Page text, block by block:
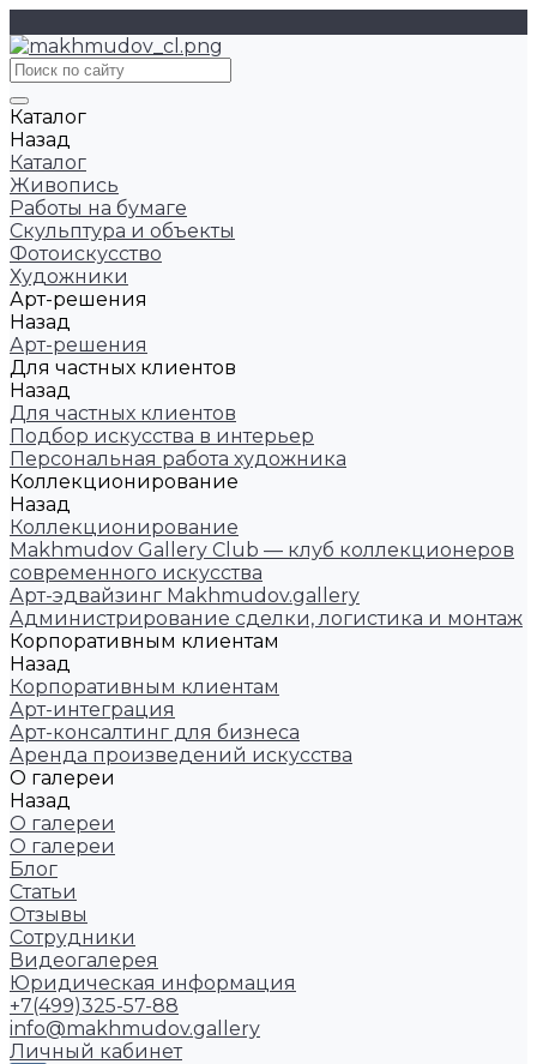
Каталог
Назад
Каталог
Живопись
Работы на бумаге
Скульптура и объекты
Фотоискусство
Художники
Арт-решения
Назад
Арт-решения
Для частных клиентов
Назад
Для частных клиентов
Подбор искусства в интерьер
Персональная работа художника
Коллекционирование
Назад
Коллекционирование
Makhmudov Gallery Club — клуб коллекционеров
современного искусства
Арт-эдвайзинг Makhmudov.gallery
Администрирование сделки, логистика и монтаж
Корпоративным клиентам
Назад
Корпоративным клиентам
Арт-интеграция
Арт-консалтинг для бизнеса
Аренда произведений искусства
О галереи
Назад
О галереи
О галереи
Блог
Статьи
Отзывы
Сотрудники
Видеогалерея
Юридическая информация
+7(499)325-57-88
info@makhmudov.gallery
Личный кабинет